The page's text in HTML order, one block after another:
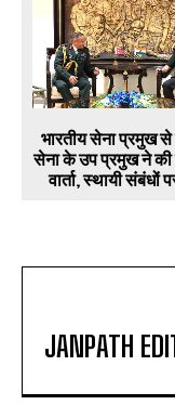
भारतीय सेना प्रमुख से
सेना के उप प्रमुख ने की
वार्ता, स्थायी संबंधों
JANPATH